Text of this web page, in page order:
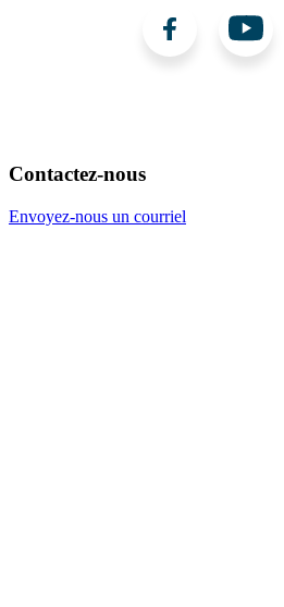
Contactez-nous
Envoyez-nous un courriel